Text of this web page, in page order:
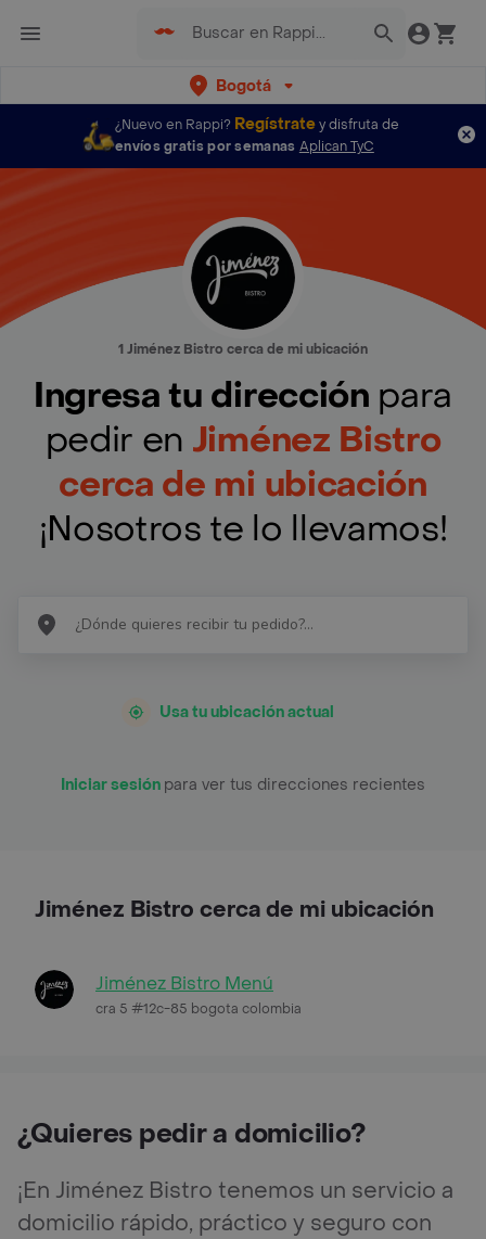
Bogotá
¿Nuevo en Rappi? Regístratey disfruta de
envíos gratis por semanas Aplican TyC
1 Jiménez Bistro cerca de mi ubicación
Ingresa tu dirección para
pedir en Jiménez Bistro
cerca de mi ubicación
¡Nosotros te lo llevamos!
Usa tu ubicación actual
Iniciar sesión para ver tus direcciones recientes
Jiménez Bistro cerca de mi ubicación
Jiménez Bistro Menú
cra 5 #12c-85 bogota colombia
¿Quieres pedir a domicilio?
¡En Jiménez Bistro tenemos un servicio a
domicilio rápido, práctico y seguro con